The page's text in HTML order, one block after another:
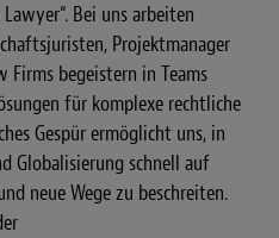
Bei uns arbeiten
Projektmanager
Firms begeistern in Teams
für komplexe rechtliche
Gespür ermöglicht uns, in
Globalisierung schnell auf
neue Wege zu beschreiten.